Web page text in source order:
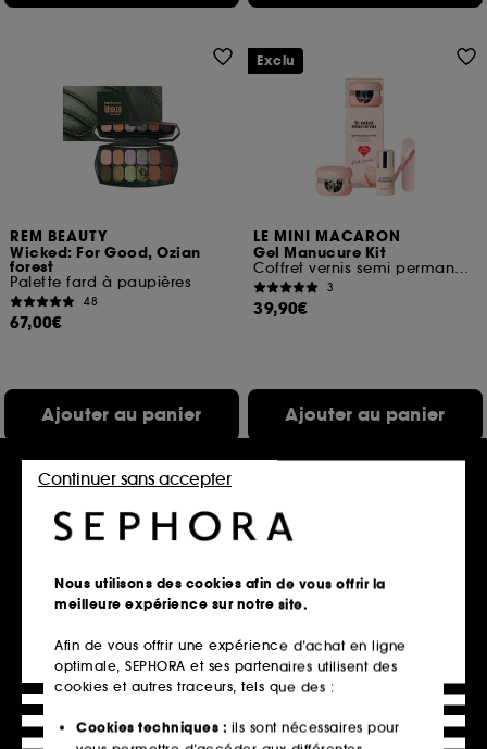
REM BEAUTY
Wicked: For Good, Ozian
forest
Palette fard à paupières
48
67,00€
Ajouter au panier
LE MINI MACARON
Gel Manucure Kit
Coffret vernis semi permanent 3 en 1
3
39,90€
Ajouter au panier
Exclu
Metallic Mega Mix
2
18,00€
OPI
Nature Strong
59
19,90€
Nous utilisons des cookies afin de vous offrir la
meilleure expérience sur notre site.
Afin de vous offrir une expérience d’achat en ligne
optimale, SEPHORA et ses partenaires utilisent des
cookies et autres traceurs, tels que des :
Cookies techniques : ils sont nécessaires pour
Continuer sans accepter